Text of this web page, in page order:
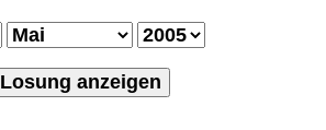
Losung anzeigen